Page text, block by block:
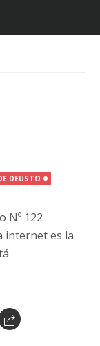
DEUSTO
Nº 122
internet es la